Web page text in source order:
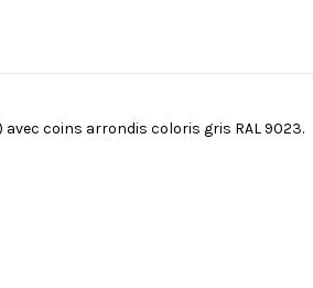
coins arrondis coloris gris RAL 9023.